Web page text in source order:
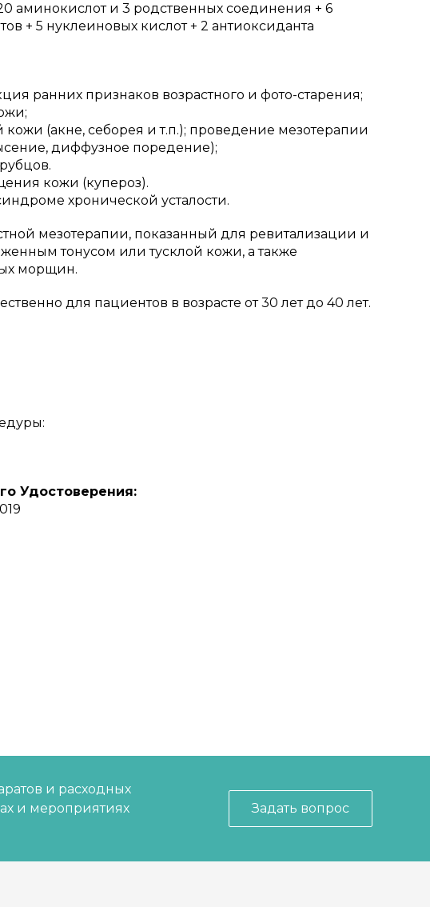
аминокислот и 3 родственных соединения + 6
+ 5 нуклеиновых кислот + 2 антиоксиданта
ранних признаков возрастного и фото-старения;
(акне, себорея и т.п.); проведение мезотерапии
диффузное поредение);
кожи (купероз).
хронической усталости.
мезотерапии, показанный для ревитализации и
тонусом или тусклой кожи, а также
морщин.
для пациентов в возрасте от 30 лет до 40 лет.
Удостоверения:
и расходных
и мероприятиях
Задать вопрос